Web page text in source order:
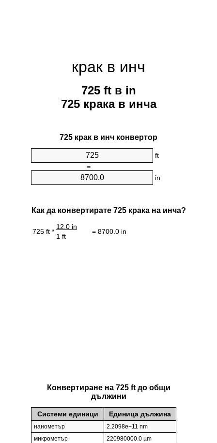
крак в инч
725 ft в in
725 крака в инча
725 крак в инч конвертор
ft
=
in
Как да конвертирате 725 крака на инча?
725 ft *
12.0 in
= 8700.0 in
1 ft
Конвертиране на 725 ft до общи
дължини
Системи единици Единица дължина
нанометър
2.2098e+11 nm
микрометър
220980000.0 µm